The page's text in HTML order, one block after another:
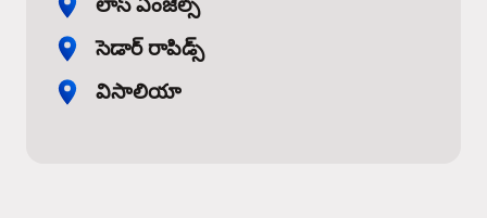
సెడార్ రాపిడ్స్
విసాలియా